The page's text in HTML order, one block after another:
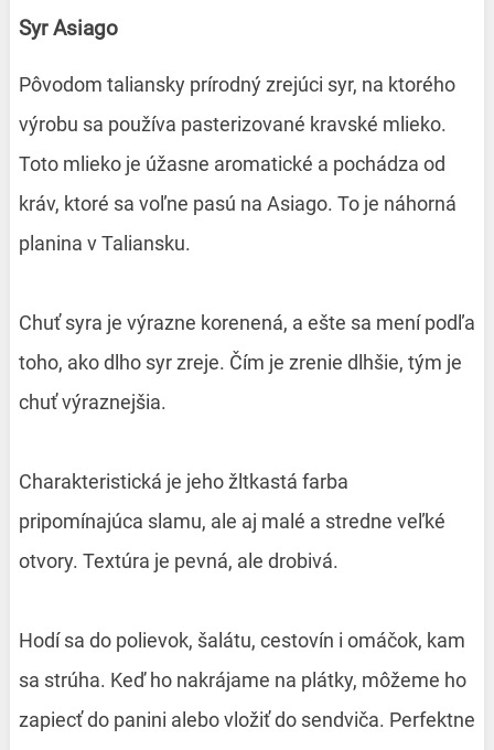
Syr Asiago
Pôvodom taliansky prírodný zrejúci syr, na ktorého
výrobu sa používa pasterizované kravské mlieko.
Toto mlieko je úžasne aromatické a pochádza od
kráv, ktoré sa voľne pasú na Asiago. To je náhorná
planina v Taliansku.
Chuť syra je výrazne korenená, a ešte sa mení podľa
toho, ako dlho syr zreje. Čím je zrenie dlhšie, tým je
chuť výraznejšia.
Charakteristická je jeho žltkastá farba
pripomínajúca slamu, ale aj malé a stredne veľké
otvory. Textúra je pevná, ale drobivá.
Hodí sa do polievok, šalátu, cestovín i omáčok, kam
sa strúha. Keď ho nakrájame na plátky, môžeme ho
zapiecť do panini alebo vložiť do sendviča. Perfektne